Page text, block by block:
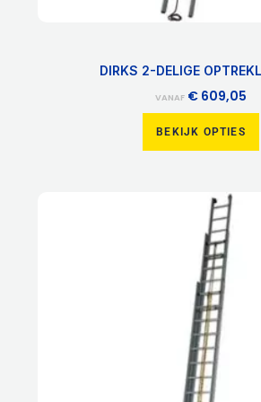
DIRKS 2-DELIGE
VANAF € 609,05
BEKIJK OPTIES
Dit
product
heeft
meerdere
variaties.
Deze
optie
kan
gekozen
worden